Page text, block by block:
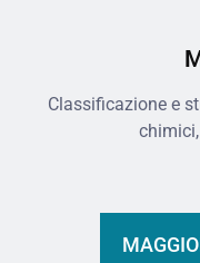
Classificazione e